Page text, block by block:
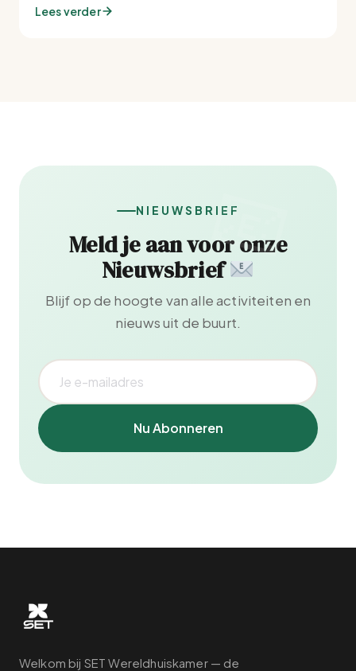
Lees verder
NIEUWSBRIEF
Meld je aan voor onze
Nieuwsbrief
Blijf op de hoogte van alle activiteiten en
nieuws uit de buurt.
Nu Abonneren
Welkom bij SET Wereldhuiskamer — de